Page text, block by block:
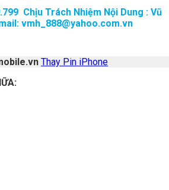
Chịu Trách Nhiệm Nội Dung : Vũ
vmh_888@yahoo.com.vn
Thay Pin iPhone